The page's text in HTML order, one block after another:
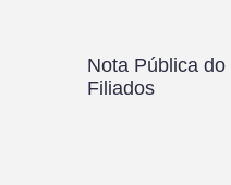
Nota Pública
Filiados